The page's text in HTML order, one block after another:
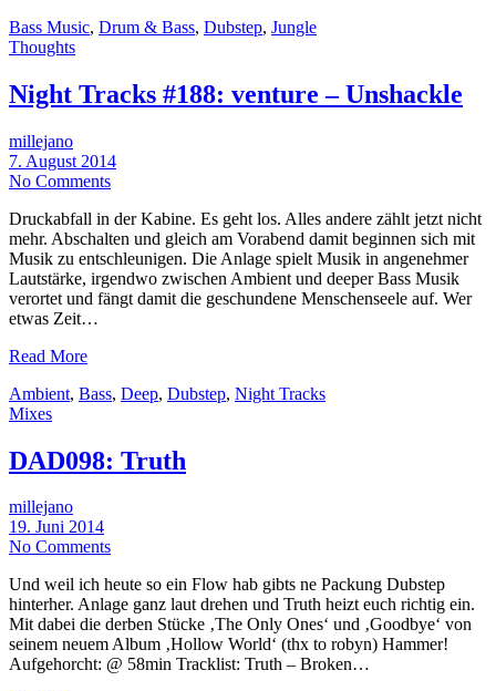
Bass Music, Drum & Bass, Dubstep, Jungle
Thoughts
Night Tracks #188: venture – Unshackle
millejano
7. August 2014
No Comments
Druckabfall in der Kabine. Es geht los. Alles andere zählt jetzt nicht
mehr. Abschalten und gleich am Vorabend damit beginnen sich mit
Musik zu entschleunigen. Die Anlage spielt Musik in angenehmer
Lautstärke, irgendwo zwischen Ambient und deeper Bass Musik
verortet und fängt damit die geschundene Menschenseele auf. Wer
etwas Zeit…
Read More
Ambient, Bass, Deep, Dubstep, Night Tracks
Mixes
DAD098: Truth
millejano
19. Juni 2014
No Comments
Und weil ich heute so ein Flow hab gibts ne Packung Dubstep
hinterher. Anlage ganz laut drehen und Truth heizt euch richtig ein.
Mit dabei die derben Stücke ‚The Only Ones‘ und ‚Goodbye‘ von
seinem neuem Album ‚Hollow World‘ (thx to robyn) Hammer!
Aufgehorcht: @ 58min Tracklist: Truth – Broken…